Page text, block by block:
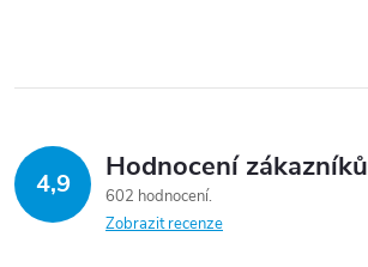
4,9 Hodnocení zákazníků
602 hodnocení
Zobrazit recenze